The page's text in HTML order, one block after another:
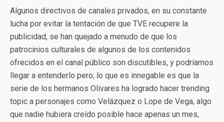
Algunos directivos de canales privados, en su constante
lucha por evitar la tentación de que TVE recupere la
publicidad, se han quejado a menudo de que los
patrocinios culturales de algunos de los contenidos
ofrecidos en el canal público son discutibles, y podríamos
llegar a entenderlo pero, lo que es innegable es que la
serie de los hermanos Olivares ha logrado hacer trending
topic a personajes como Velázquez o Lope de Vega, algo
que nadie hubiera creído posible hace apenas un mes,